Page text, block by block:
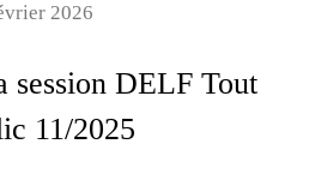
2026
session DELF Tout
11/2025